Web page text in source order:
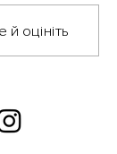
оцініть